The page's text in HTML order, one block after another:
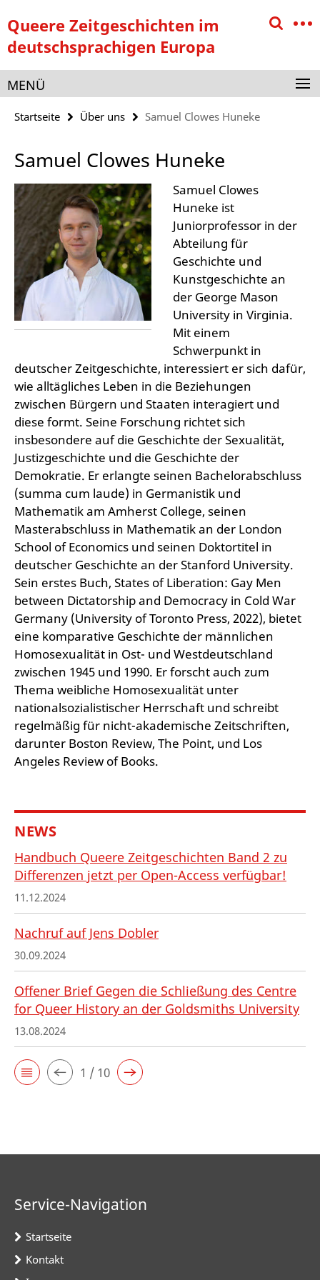
direkt
zu
Queere Zeitgeschichten im
deutschsprachigen Europa
Service-
Navigation
MENÜ
Startseite Über uns Samuel Clowes Huneke
Samuel Clowes Huneke
Samuel Clowes
Huneke ist
Juniorprofessor in der
Abteilung für
Geschichte und
Kunstgeschichte an
der George Mason
University in Virginia.
Mit einem
Schwerpunkt in
deutscher Zeitgeschichte, interessiert er sich dafür,
wie alltägliches Leben in die Beziehungen
zwischen Bürgern und Staaten interagiert und
diese formt. Seine Forschung richtet sich
insbesondere auf die Geschichte der Sexualität,
Justizgeschichte und die Geschichte der
Demokratie. Er erlangte seinen Bachelorabschluss
(summa cum laude) in Germanistik und
Mathematik am Amherst College, seinen
Masterabschluss in Mathematik an der London
School of Economics und seinen Doktortitel in
deutscher Geschichte an der Stanford University.
Sein erstes Buch, States of Liberation: Gay Men
between Dictatorship and Democracy in Cold War
Germany (University of Toronto Press, 2022), bietet
eine komparative Geschichte der männlichen
Homosexualität in Ost- und Westdeutschland
zwischen 1945 und 1990. Er forscht auch zum
Thema weibliche Homosexualität unter
nationalsozialistischer Herrschaft und schreibt
regelmäßig für nicht-akademische Zeitschriften,
darunter Boston Review, The Point, und Los
Angeles Review of Books.
NEWS
Handbuch Queere Zeitgeschichten Band 2 zu
Differenzen jetzt per Open-Access verfügbar!
11.12.2024
Nachruf auf Jens Dobler
30.09.2024
Offener Brief Gegen die Schließung des Centre
for Queer History an der Goldsmiths University
13.08.2024
1 / 10
Service-Navigation
Startseite
Kontakt